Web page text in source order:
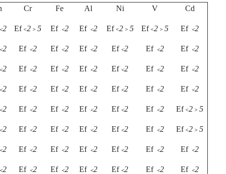
Cd
V
Ni
Al
Fe
Cr
2>
Ef
5
< Ef <
2
5
< Ef <
2
2>
Ef
2>
Ef
5
< Ef <
2
2>
2>
Ef
2>
Ef
2>
Ef
2>
Ef
2>
Ef
2>
Ef
2>
2>
Ef
2>
Ef
2>
Ef
2>
Ef
2>
Ef
2>
Ef
2>
2>
Ef
2>
Ef
2>
Ef
2>
Ef
2>
Ef
2>
Ef
2>
5
< Ef <
2
2>
Ef
2>
Ef
2>
Ef
2>
Ef
2>
Ef
2>
5
< Ef <
2
2>
Ef
2>
Ef
2>
Ef
2>
Ef
2>
Ef
2>
2>
Ef
2>
Ef
2>
Ef
2>
Ef
2>
Ef
2>
Ef
2>
2>
Ef
2>
Ef
2>
Ef
2>
Ef
2>
Ef
2>
Ef
2>